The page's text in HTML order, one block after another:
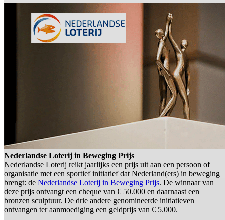
Nederlandse Loterij in Beweging Prijs
Nederlandse Loterij reikt jaarlijks een prijs uit aan een persoon of
organisatie met een sportief initiatief dat Nederland(ers) in beweging
brengt: de Nederlandse Loterij in Beweging Prijs. De winnaar van
deze prijs ontvangt een cheque van € 50.000 en daarnaast een
bronzen sculptuur. De drie andere genomineerde initiatieven
ontvangen ter aanmoediging een geldprijs van € 5.000.